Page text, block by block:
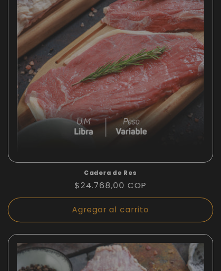
Cadera de Res
Precio
habitual
$24.768,00 COP
Agregar al carrito